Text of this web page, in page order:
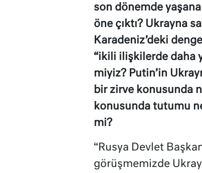
son dönemde
öne çıktı? Ukrayna
Karadeniz’deki
“ikili ilişkilerde daha
miyiz? Putin’in
bir zirve konusunda
konusunda tutumu
mi?
“Rusya Devlet
görüşmemizde